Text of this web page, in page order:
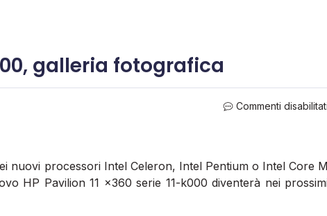
galleria fotografica
Commenti
nuovi processori Intel Celeron, Intel Pentium o Intel Core
HP Pavilion 11 x360 serie 11-k000 diventerà nei